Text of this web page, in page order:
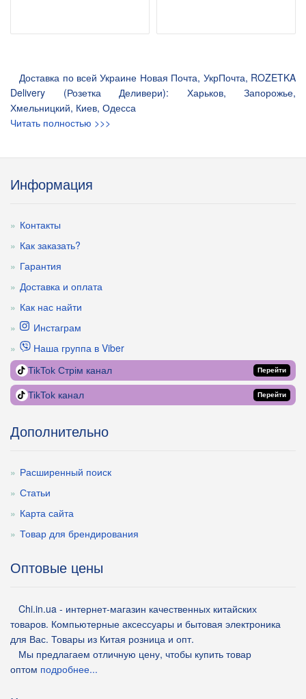
Доставка по всей Украине Новая Почта, УкрПочта, ROZETKA
Delivery (Розетка Деливери): Харьков, Запорожье,
Хмельницкий, Киев, Одесса
Читать полностью >>>
Информация
Контакты
Как заказать?
Гарантия
Доставка и оплата
Как нас найти
Инстаграм
Наша группа в Viber
TikTok Стрім канал Перейти
TikTok канал Перейти
Дополнительно
Расширенный поиск
Статьи
Карта сайта
Товар для брендирования
Оптовые цены
Chi.in.ua - интернет-магазин качественных китайских
товаров. Компьютерные аксессуары и бытовая электроника
для Вас. Товары из Китая розница и опт.
Мы предлагаем отличную цену, чтобы купить товар
оптом подробнее...